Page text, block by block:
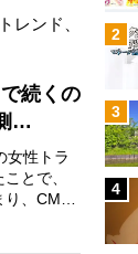
レンド、
続くの
…
女性トラ
とで、
、CMを
2
3
4